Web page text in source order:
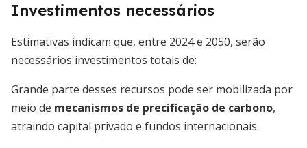
Investimentos necessários
Estimativas indicam que, entre 2024 e 2050, serão
necessários investimentos totais de:
Grande parte desses recursos pode ser mobilizada por
meio de mecanismos de precificação de carbono,
atraindo capital privado e fundos internacionais.